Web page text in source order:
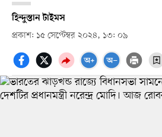
হিন্দুস্তান টাইমস
প্রকাশ: ১৫ সেপ্টেম্বর ২০২৪, ১৩: ০৯